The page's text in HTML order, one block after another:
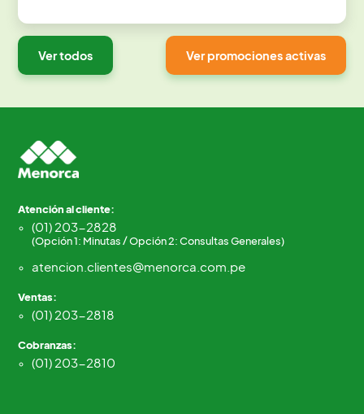
Ver todos Ver promociones activas
Atención al cliente:
(01) 203-2828
(Opción 1: Minutas / Opción 2: Consultas Generales)
atencion.clientes@menorca.com.pe
Ventas:
(01) 203-2818
Cobranzas:
(01) 203-2810